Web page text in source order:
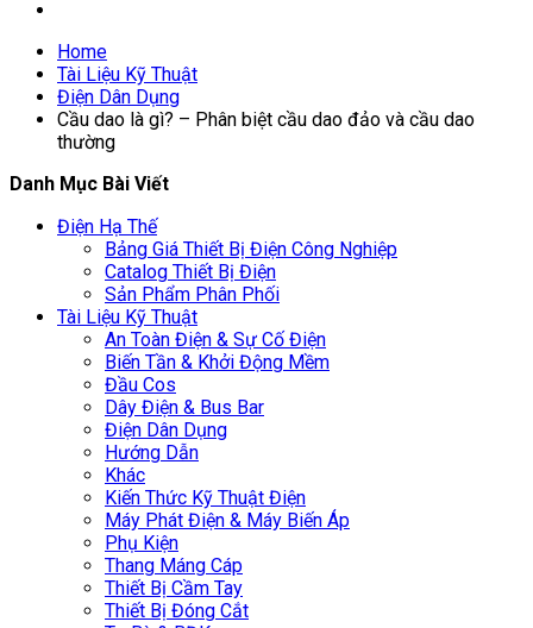
Home
Tài Liệu Kỹ Thuật
Điện Dân Dụng
Cầu dao là gì? – Phân biệt cầu dao đảo và cầu dao
thường
Danh Mục Bài Viết
Điện Hạ Thế
Bảng Giá Thiết Bị Điện Công Nghiệp
Catalog Thiết Bị Điện
Sản Phẩm Phân Phối
Tài Liệu Kỹ Thuật
An Toàn Điện & Sự Cố Điện
Biến Tần & Khởi Động Mềm
Đầu Cos
Dây Điện & Bus Bar
Điện Dân Dụng
Hướng Dẫn
Khác
Kiến Thức Kỹ Thuật Điện
Máy Phát Điện & Máy Biến Áp
Phụ Kiện
Thang Máng Cáp
Thiết Bị Cầm Tay
Thiết Bị Đóng Cắt